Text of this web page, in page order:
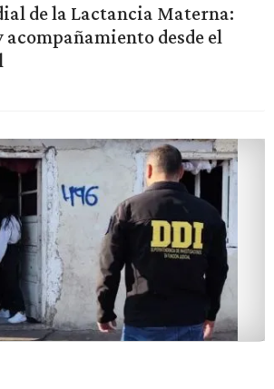
de la Lactancia Materna:
desde el